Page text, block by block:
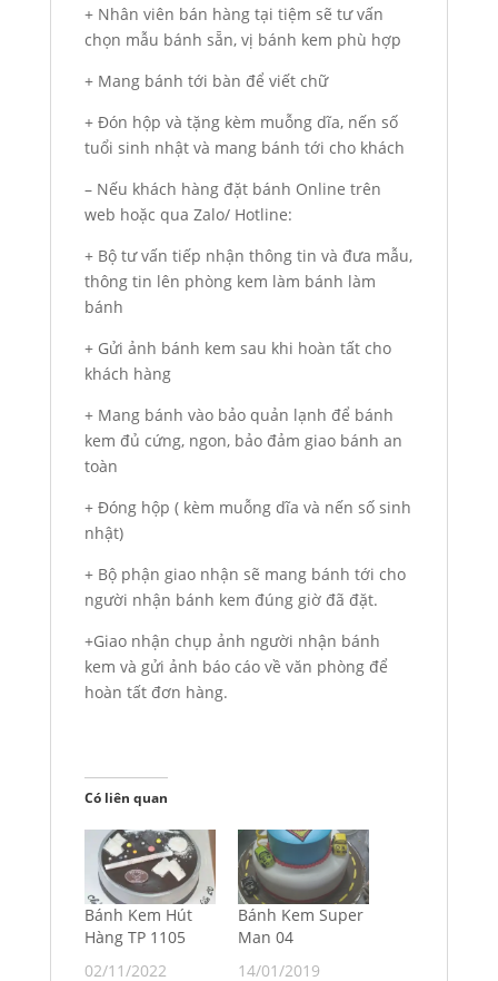
+ Nhân viên bán hàng tại tiệm sẽ tư vấn
chọn mẫu bánh sẵn, vị bánh kem phù hợp
+ Mang bánh tới bàn để viết chữ
+ Đón hộp và tặng kèm muỗng dĩa, nến số
tuổi sinh nhật và mang bánh tới cho khách
– Nếu khách hàng đặt bánh Online trên
web hoặc qua Zalo/ Hotline:
+ Bộ tư vấn tiếp nhận thông tin và đưa mẫu,
thông tin lên phòng kem làm bánh làm
bánh
+ Gửi ảnh bánh kem sau khi hoàn tất cho
khách hàng
+ Mang bánh vào bảo quản lạnh để bánh
kem đủ cứng, ngon, bảo đảm giao bánh an
toàn
+ Đóng hộp ( kèm muỗng dĩa và nến số sinh
nhật)
+ Bộ phận giao nhận sẽ mang bánh tới cho
người nhận bánh kem đúng giờ đã đặt.
+Giao nhận chụp ảnh người nhận bánh
kem và gửi ảnh báo cáo về văn phòng để
hoàn tất đơn hàng.
Có liên quan
Bánh Kem Hút
Hàng TP 1105
02/11/2022
Bánh Kem Super
Man 04
14/01/2019